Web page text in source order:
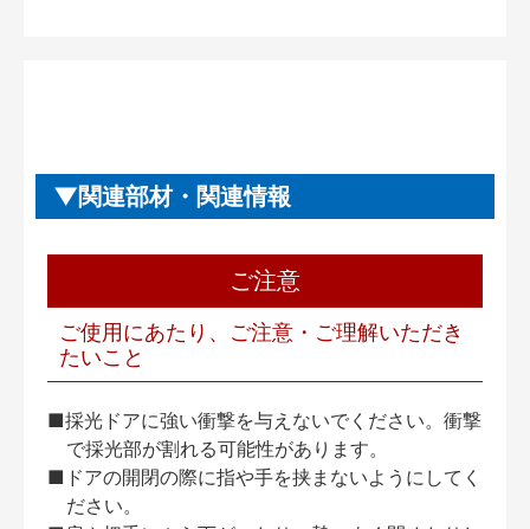
関連部材・関連情報
ご注意
ご使用にあたり、ご注意・ご理解いただき
たいこと
■採光ドアに強い衝撃を与えないでください。衝撃
で採光部が割れる可能性があります。
■ドアの開閉の際に指や手を挟まないようにしてく
ださい。